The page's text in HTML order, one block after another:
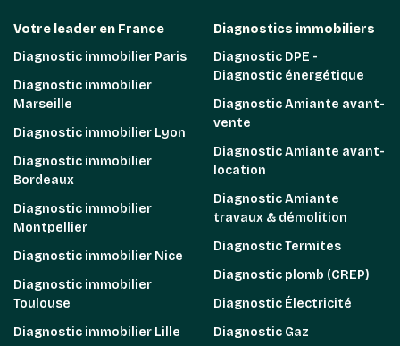
Votre leader en France
Diagnostic immobilier Paris
Diagnostic immobilier
Marseille
Diagnostic immobilier Lyon
Diagnostic immobilier
Bordeaux
Diagnostic immobilier
Montpellier
Diagnostic immobilier Nice
Diagnostic immobilier
Toulouse
Diagnostic immobilier Lille
Diagnostics immobiliers
Diagnostic DPE -
Diagnostic énergétique
Diagnostic Amiante avant-
vente
Diagnostic Amiante avant-
location
Diagnostic Amiante
travaux & démolition
Diagnostic Termites
Diagnostic plomb (CREP)
Diagnostic Électricité
Diagnostic Gaz